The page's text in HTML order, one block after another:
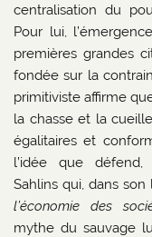
centralisation du
Pour lui,
premières grandes
fondée sur la
primitiviste affirme
la chasse et la
égalitaires et
l’idée que défend,
Sahlins qui, dans
l’économie des
mythe du sauvage